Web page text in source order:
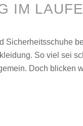
IM
So viel sei
Doch blicken